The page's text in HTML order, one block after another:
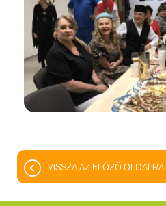
VISSZA AZ ELŐZŐ OLDALRA!